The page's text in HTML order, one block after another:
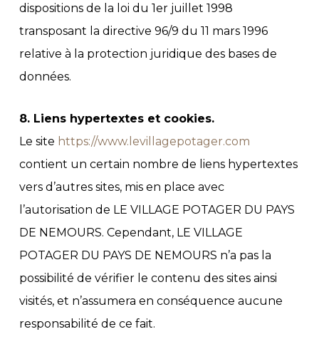
dispositions de la loi du 1er juillet 1998
transposant la directive 96/9 du 11 mars 1996
relative à la protection juridique des bases de
données.
8. Liens hypertextes et cookies.
Le site https://www.levillagepotager.com
contient un certain nombre de liens hypertextes
vers d’autres sites, mis en place avec
l’autorisation de LE VILLAGE POTAGER DU PAYS
DE NEMOURS. Cependant, LE VILLAGE
POTAGER DU PAYS DE NEMOURS n’a pas la
possibilité de vérifier le contenu des sites ainsi
visités, et n’assumera en conséquence aucune
responsabilité de ce fait.